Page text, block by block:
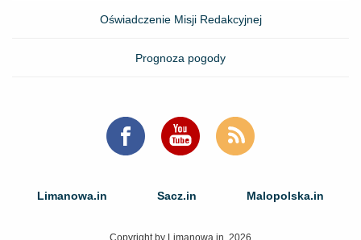
Oświadczenie Misji Redakcyjnej
Prognoza pogody
Limanowa.in Sacz.in Malopolska.in
Copyright by Limanowa.in, 2026